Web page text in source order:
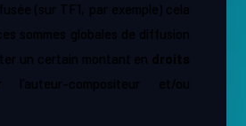
(sur TF1, par exemple) cela
sommes globales de diffusion
un certain montant en droits
l’auteur-compositeur et/ou